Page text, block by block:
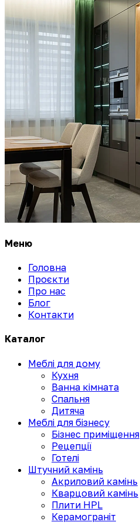
Меню
Головна
Проєкти
Про нас
Блог
Контакти
Каталог
Меблі для дому
Кухня
Ванна кімната
Спальня
Дитяча
Меблі для бізнесу
Бізнес приміщення
Рецепції
Готелі
Штучний камінь
Акриловий камінь
Кварцовий камінь
Плити HPL
Керамограніт